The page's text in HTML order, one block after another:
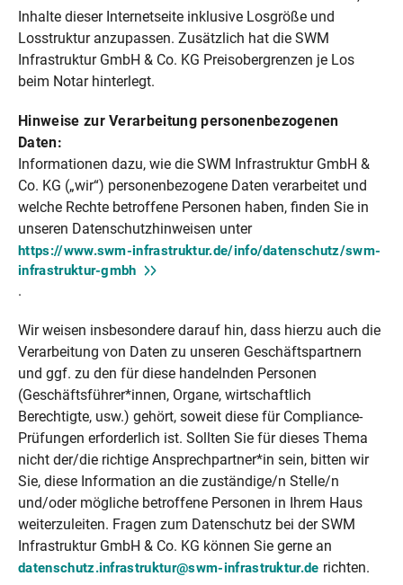
Inhalte dieser Internetseite inklusive Losgröße und
Losstruktur anzupassen. Zusätzlich hat die SWM
Infrastruktur GmbH & Co. KG Preisobergrenzen je Los
beim Notar hinterlegt.
Hinweise zur Verarbeitung personenbezogenen
Daten:
Informationen dazu, wie die SWM Infrastruktur GmbH &
Co. KG („wir“) personenbezogene Daten verarbeitet und
welche Rechte betroffene Personen haben, finden Sie in
unseren Datenschutzhinweisen unter
https://www.swm-infrastruktur.de/info/datenschutz/swm-
infrastruktur-gmbh
.
Wir weisen insbesondere darauf hin, dass hierzu auch die
Verarbeitung von Daten zu unseren Geschäftspartnern
und ggf. zu den für diese handelnden Personen
(Geschäftsführer*innen, Organe, wirtschaftlich
Berechtigte, usw.) gehört, soweit diese für Compliance-
Prüfungen erforderlich ist. Sollten Sie für dieses Thema
nicht der/die richtige Ansprechpartner*in sein, bitten wir
Sie, diese Information an die zuständige/n Stelle/n
und/oder mögliche betroffene Personen in Ihrem Haus
weiterzuleiten. Fragen zum Datenschutz bei der SWM
Infrastruktur GmbH & Co. KG können Sie gerne an
datenschutz.infrastruktur@swm-infrastruktur.de richten.